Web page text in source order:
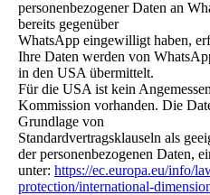
personenbezogener Daten an
bereits gegenüber
WhatsApp eingewilligt haben,
Ihre Daten werden von
in den USA übermittelt.
Für die USA ist kein
Kommission vorhanden. Die
Grundlage von
Standardvertragsklauseln als
der personenbezogenen Daten,
unter: https://ec.europa.eu/info/
protection/international-